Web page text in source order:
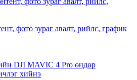
фото зураг авалт, рийлс, график